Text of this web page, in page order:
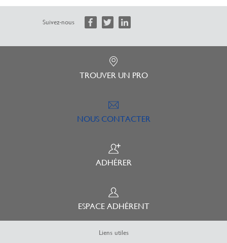
Suivez-nous
TROUVER UN PRO
NOUS CONTACTER
ADHÉRER
ESPACE ADHÉRENT
Liens utiles